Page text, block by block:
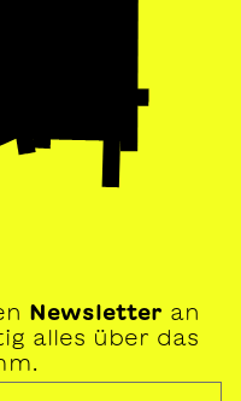
Newsletter an
alles über das